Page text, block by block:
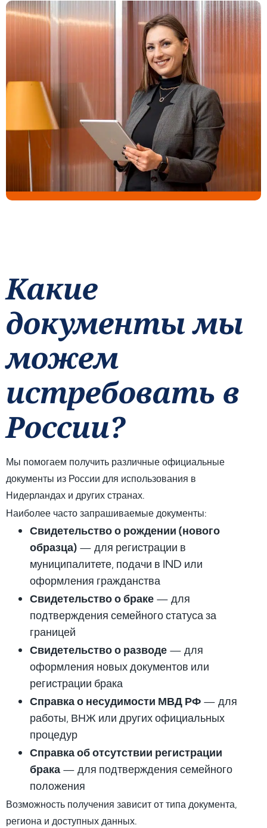
Какие
документы мы
можем
истребовать в
России?
Мы помогаем получить различные официальные
документы из России для использования в
Нидерландах и других странах.
Наиболее часто запрашиваемые документы:
Свидетельство о рождении (нового
образца) — для регистрации в
муниципалитете, подачи в IND или
оформления гражданства
Свидетельство о браке — для
подтверждения семейного статуса за
границей
Свидетельство о разводе — для
оформления новых документов или
регистрации брака
Справка о несудимости МВД РФ — для
работы, ВНЖ или других официальных
процедур
Справка об отсутствии регистрации
брака — для подтверждения семейного
положения
Возможность получения зависит от типа документа,
региона и доступных данных.